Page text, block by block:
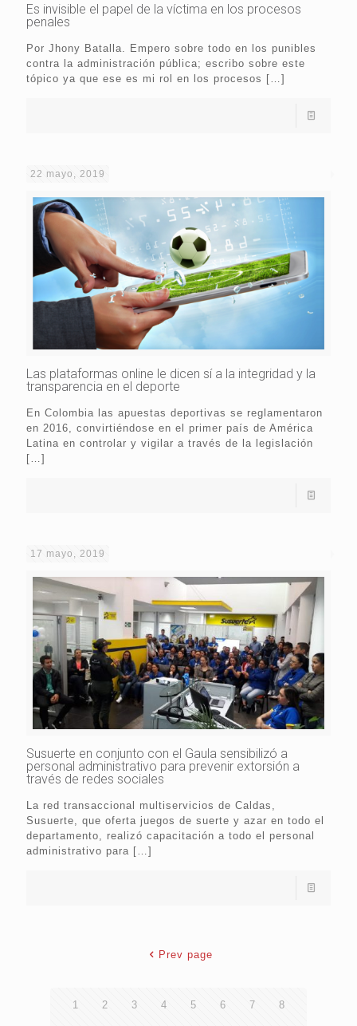
Es invisible el papel de la víctima en los procesos
penales
Por Jhony Batalla. Empero sobre todo en los punibles
contra la administración pública; escribo sobre este
tópico ya que ese es mi rol en los procesos […]
22 mayo, 2019
Las plataformas online le dicen sí a la integridad y la
transparencia en el deporte
En Colombia las apuestas deportivas se reglamentaron
en 2016, convirtiéndose en el primer país de América
Latina en controlar y vigilar a través de la legislación
[…]
17 mayo, 2019
Susuerte en conjunto con el Gaula sensibilizó a
personal administrativo para prevenir extorsión a
través de redes sociales
La red transaccional multiservicios de Caldas,
Susuerte, que oferta juegos de suerte y azar en todo el
departamento, realizó capacitación a todo el personal
administrativo para […]
Prev page
1 2 3 4 5 6 7 8